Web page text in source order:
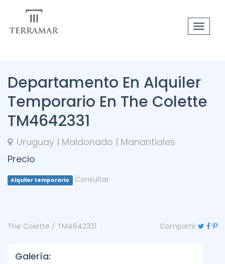
Toggle
Departamento En Alquiler
Temporario En The Colette
TM4642331
Uruguay | Maldonado | Manantiales
Precio
Alquiler temporario Consultar
The Colette / TM4642331 Compartir
Galería: